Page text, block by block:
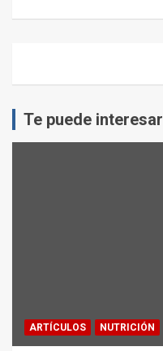
Te puede interesar
ARTÍCULOS NUTRICIÓN